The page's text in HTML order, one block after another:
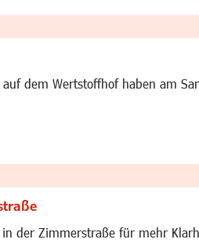
dem Wertstoffhof haben am
der Zimmerstraße für mehr